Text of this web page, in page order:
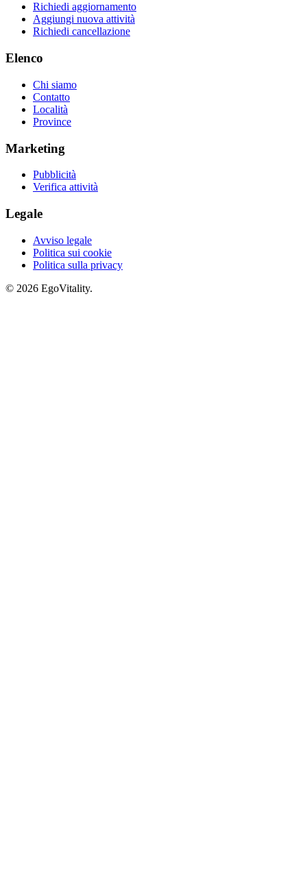
Richiedi aggiornamento
Aggiungi nuova attività
Richiedi cancellazione
Elenco
Chi siamo
Contatto
Località
Province
Marketing
Pubblicità
Verifica attività
Legale
Avviso legale
Politica sui cookie
Politica sulla privacy
© 2026 EgoVitality.